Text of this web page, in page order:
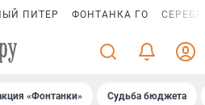
ПИТЕР ФОНТАНКА ГО
«Фонтанки» Судьба бюджета